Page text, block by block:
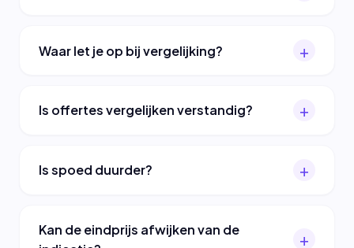
Waar let je op bij vergelijking?
Is offertes vergelijken verstandig?
Is spoed duurder?
Kan de eindprijs afwijken van de